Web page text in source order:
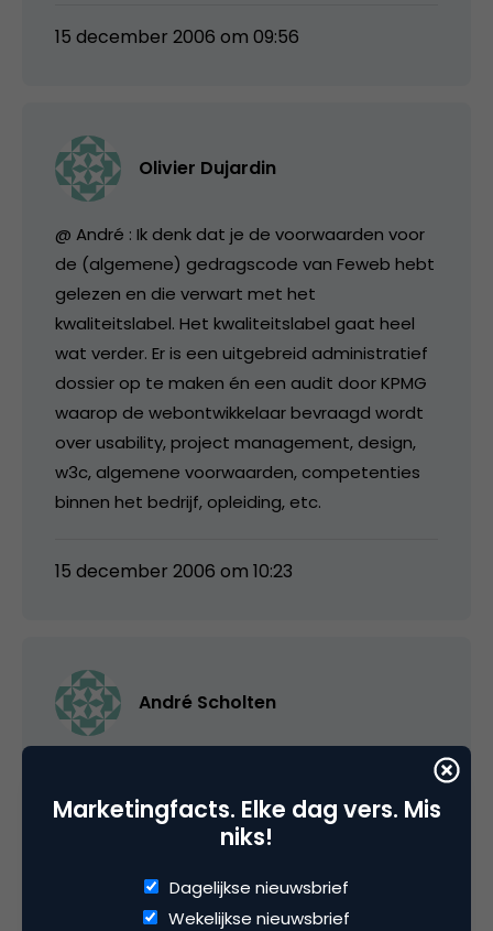
15 december 2006 om 09:56
Olivier Dujardin
@ André : Ik denk dat je de voorwaarden voor
de (algemene) gedragscode van Feweb hebt
gelezen en die verwart met het
kwaliteitslabel. Het kwaliteitslabel gaat heel
wat verder. Er is een uitgebreid administratief
dossier op te maken én een audit door KPMG
waarop de webontwikkelaar bevraagd wordt
over usability, project management, design,
w3c, algemene voorwaarden, competenties
binnen het bedrijf, opleiding, etc.
15 december 2006 om 10:23
André Scholten
heeft het label al meer inhoudt dan ik in
eerste instantie dacht.
15 december 2006 om 10:33
Marketingfacts. Elke dag vers. Mis
niks!
Dagelijkse nieuwsbrief
Wekelijkse nieuwsbrief